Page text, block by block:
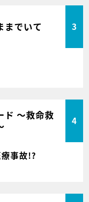
までいて 3
ド ～救命救
4
事故!?